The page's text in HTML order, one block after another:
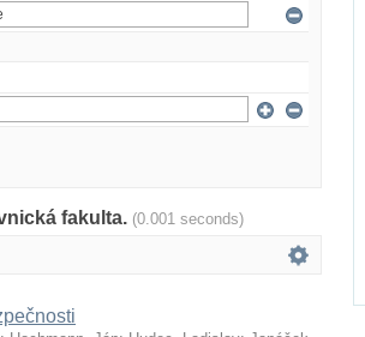
fakulta. (0.001 seconds)